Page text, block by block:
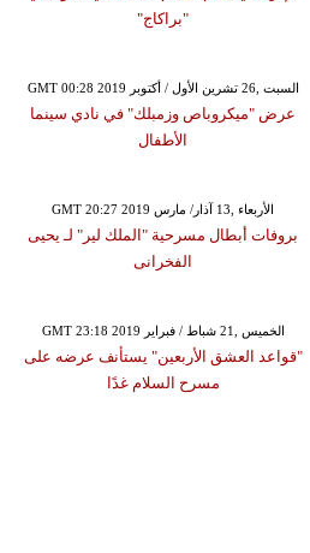
"براكاج"
GMT 00:28 2019 السبت ,26 تشرين الأول / أكتوبر
عرض "ميكروباص وزمبلك" في نادي سينما
الأطفال
GMT 20:27 2019 الأربعاء ,13 آذار/ مارس
بروفات أبطال مسرحية "الملك لير" لـ يحيى
الفخرانى
GMT 23:18 2019 الخميس ,21 شباط / فبراير
"قواعد العشق الأربعين" يستأنف عرضه على
مسرح السلام غدًا